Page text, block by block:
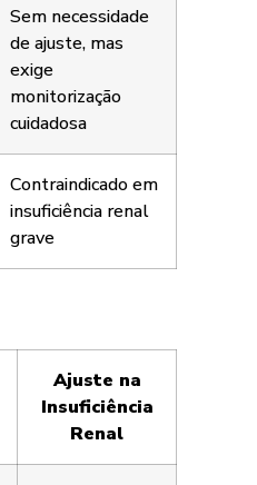
Sem necessidade
de ajuste, mas
exige
monitorização
cuidadosa
Contraindicado em
insuficiência renal
grave
Ajuste na
Insuficiência
Renal